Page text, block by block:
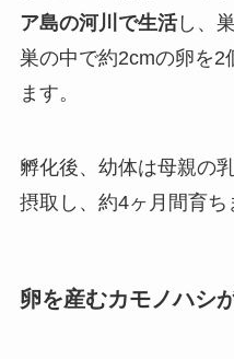
ア島の河川で生活し、
巣の中で約2cmの卵を2
ます。
孵化後、幼体は母親の
摂取し、約4ヶ月間育ち
卵を産むカモノハシ